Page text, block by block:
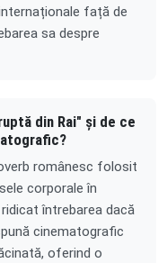
față de
sa despre
din Rai" și de ce
românesc folosit
corporale în
întrebarea dacă
cinematografic
oferind o